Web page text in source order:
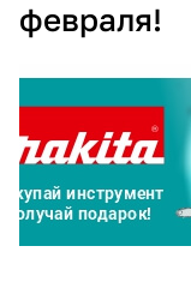
февраля!
Разбейте
оплату
без
График